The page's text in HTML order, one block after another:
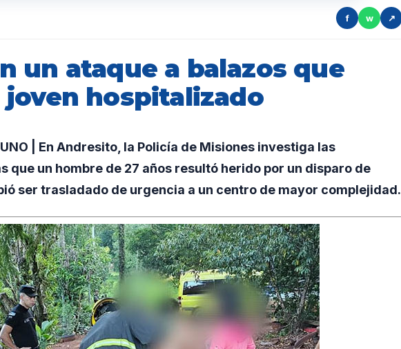
f w ↗
un ataque a balazos que
joven hospitalizado
| En Andresito, la Policía de Misiones investiga las
que un hombre de 27 años resultó herido por un disparo de
ser trasladado de urgencia a un centro de mayor complejidad.